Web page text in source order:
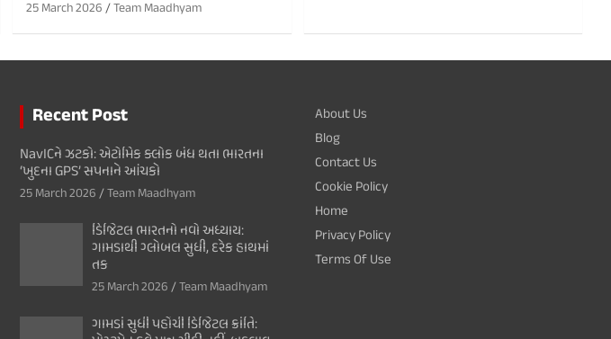
25 March 2026 Team Maadhyam
Recent Post
NavICને ઝટકો: એટોમિક ક્લોક બંધ થતા ભારતના
‘ખુદના GPS’ સપનાને આંચકો
25 March 2026 Team Maadhyam
ડિજિટલ ભારતનો નવો અધ્યાય:
ગામડાથી ગ્લોબલ સુધી, દરેક હાથમાં
તક
25 March 2026 Team Maadhyam
ગામડાં સુધી પહોંચી ડિજિટલ ક્રાંતિ:
About Us
Blog
Contact Us
Cookie Policy
Home
Privacy Policy
Terms Of Use